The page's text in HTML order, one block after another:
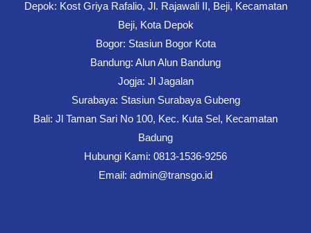
Depok: Kost Griya Rafalio, Jl. Rajawali II, Beji, Kecamatan
Beji, Kota Depok
Bogor: Stasiun Bogor Kota
Bandung: Alun Alun Bandung
Jogja: Jl Jagalan
Surabaya: Stasiun Surabaya Gubeng
Bali: Jl Taman Sari No 100, Kec. Kuta Sel, Kecamatan
Badung
Hubungi Kami: 0813-1536-9256
Email: admin@transgo.id